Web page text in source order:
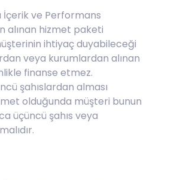
İçerik ve Performans
alınan hizmet paketi
ihtiyaç duyabileceği
veya kurumlardan alınan
finanse etmez.
şahıslardan alması
olduğunda müşteri bunun
üçüncü şahıs veya